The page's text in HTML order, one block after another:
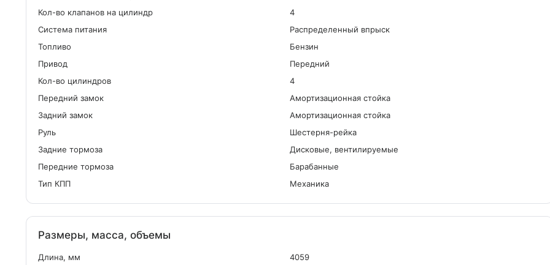
Кол-во клапанов на цилиндр
4
Система питания
Распределенный впрыск
Топливо
Бензин
Привод
Передний
Кол-во цилиндров
4
Передний замок
Амортизационная стойка
Задний замок
Амортизационная стойка
Руль
Шестерня-рейка
Задние тормоза
Дисковые, вентилируемые
Передние тормоза
Барабанные
Тип КПП
Механика
Размеры, масса, объемы
Длина, мм
4059